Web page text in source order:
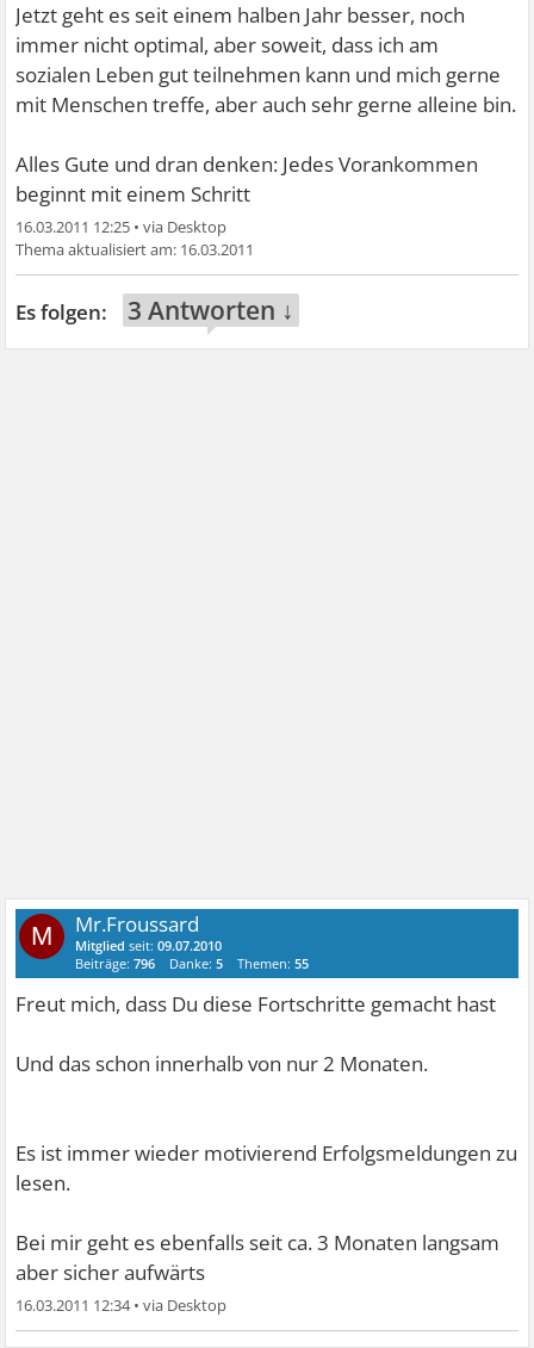
Jetzt geht es seit einem halben Jahr besser, noch
immer nicht optimal, aber soweit, dass ich am
sozialen Leben gut teilnehmen kann und mich gerne
mit Menschen treffe, aber auch sehr gerne alleine bin.
Alles Gute und dran denken: Jedes Vorankommen
beginnt mit einem Schritt
16.03.2011 12:25 •
16.03.2011
3 Antworten ↓
M Mr.Froussard
Mitglied seit:09.07.2010
Beiträge:796 Danke:5 Themen:55
Freut mich, dass Du diese Fortschritte gemacht hast
Und das schon innerhalb von nur 2 Monaten.
Es ist immer wieder motivierend Erfolgsmeldungen zu
lesen.
Bei mir geht es ebenfalls seit ca. 3 Monaten langsam
aber sicher aufwärts
16.03.2011 12:34•